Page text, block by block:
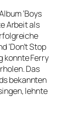
‘Boys
Arbeit als
‘Don’t Stop
konnte Ferry
Das
bekannten
lehnte